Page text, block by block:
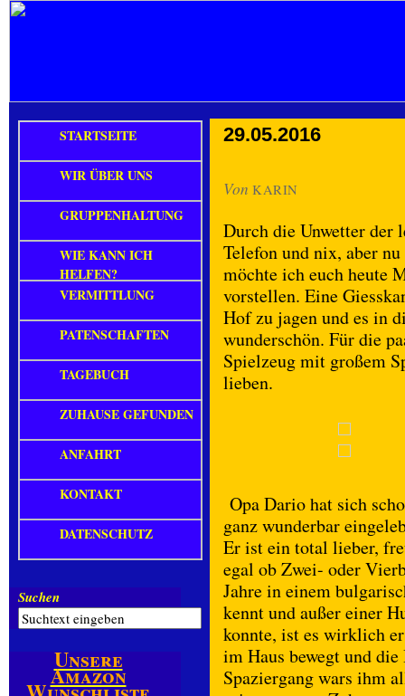
29.05.2016
Von KARIN
Durch die Unwetter der
Telefon und nix, aber
möchte ich euch heute
vorstellen. Eine
Hof zu jagen und es in
wunderschön. Für die
Spielzeug mit großem
lieben.
Opa Dario hat sich
ganz wunderbar
Er ist ein total lieber,
egal ob Zwei- oder
Jahre in einem
kennt und außer einer
konnte, ist es wirklich
im Haus bewegt und
Spaziergang wars ihm
STARTSEITE
WIR ÜBER UNS
GRUPPENHALTUNG
WIE KANN ICH
HELFEN?
VERMITTLUNG
PATENSCHAFTEN
TAGEBUCH
ZUHAUSE GEFUNDEN
ANFAHRT
KONTAKT
DATENSCHUTZ
Suchen
Unsere
Amazon